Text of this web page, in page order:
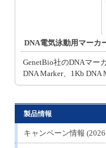
DNA電気泳動用マーカ
GenetBio社のDNAマー
DNA Marker、1Kb DNA
製品情報
キャンペーン情報